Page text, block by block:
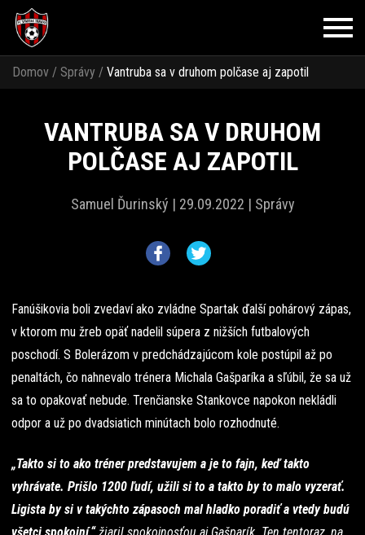
Domov / Správy / Vantruba sa v druhom polčase aj zapotil
VANTRUBA SA V DRUHOM
POLČASE AJ ZAPOTIL
Samuel Ďurinský | 29.09.2022 | Správy
Fanúšikovia boli zvedaví ako zvládne Spartak ďalší pohárový zápas,
v ktorom mu žreb opäť nadelil súpera z nižších futbalových
poschodí. S Bolerázom v predchádzajúcom kole postúpil až po
penaltách, čo nahnevalo trénera Michala Gašparíka a sľúbil, že sa už
sa to opakovať nebude. Trenčianske Stankovce napokon nekládli
odpor a už po dvadsiatich minútach bolo rozhodnuté.
„Takto si to ako tréner predstavujem a je to fajn, keď takto
vyhrávate. Prišlo 1200 ľudí, užili si to a takto by to malo vyzerať.
Ligista by si v takýchto zápasoch mal hladko poradiť a vtedy budú